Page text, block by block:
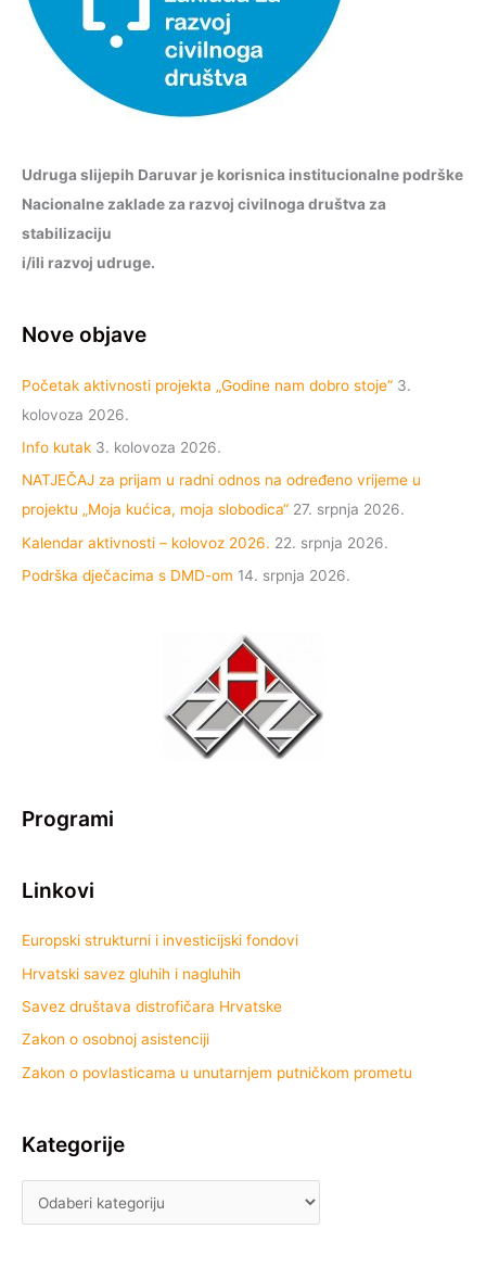
Udruga slijepih Daruvar je korisnica institucionalne podrške
Nacionalne zaklade za razvoj civilnoga društva za
stabilizaciju
i/ili razvoj udruge.
Nove objave
Početak aktivnosti projekta „Godine nam dobro stoje“ 3.
kolovoza 2026.
Info kutak 3. kolovoza 2026.
NATJEČAJ za prijam u radni odnos na određeno vrijeme u
projektu „Moja kućica, moja slobodica“ 27. srpnja 2026.
Kalendar aktivnosti – kolovoz 2026. 22. srpnja 2026.
Podrška dječacima s DMD-om 14. srpnja 2026.
Programi
Linkovi
Europski strukturni i investicijski fondovi
Hrvatski savez gluhih i nagluhih
Savez društava distrofičara Hrvatske
Zakon o osobnoj asistenciji
Zakon o povlasticama u unutarnjem putničkom prometu
Kategorije